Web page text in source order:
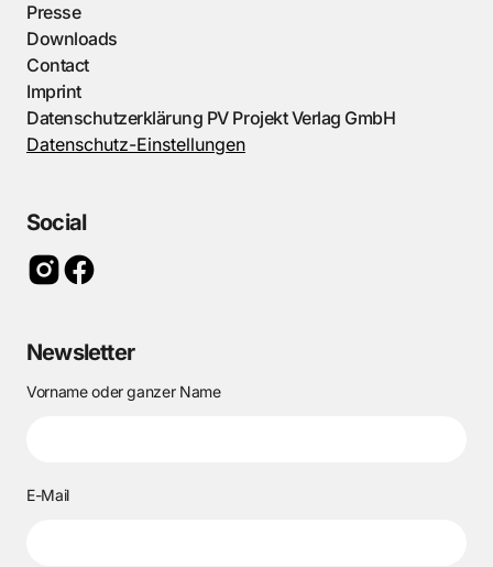
Presse
Downloads
Contact
Imprint
Datenschutzerklärung PV Projekt Verlag GmbH
Datenschutz-Einstellungen
Social
Newsletter
Vorname oder ganzer Name
E-Mail